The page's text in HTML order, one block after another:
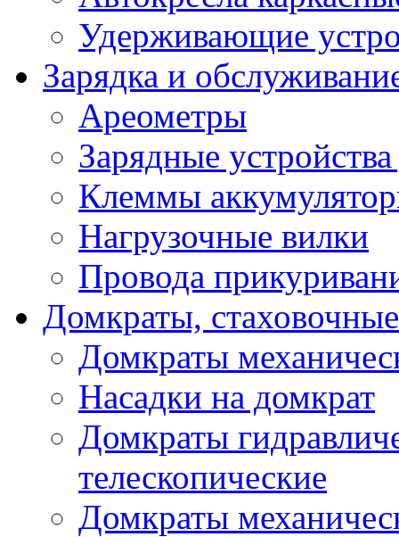
Удерживающие
Зарядка и
Ареометры
Зарядные
Клеммы
Нагрузочные вилки
Провода
Домкраты,
Домкраты
Насадки на домкрат
Домкраты
телескопические
Домкраты